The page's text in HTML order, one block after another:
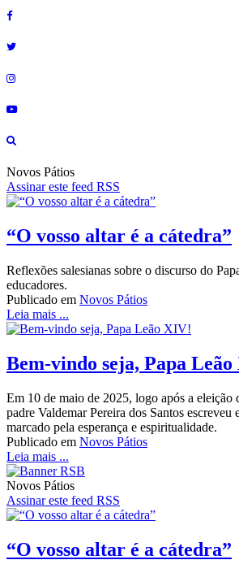
Novos Pátios
Assinar este feed RSS
“O vosso altar é a cátedra”
Reflexões salesianas sobre o discurso do
educadores.
Publicado em Novos Pátios
Leia mais ...
Bem-vindo seja, Papa
Em 10 de maio de 2025, logo após a
padre Valdemar Pereira dos Santos escreveu
marcado pela esperança e espiritualidade.
Publicado em Novos Pátios
Leia mais ...
Novos Pátios
Assinar este feed RSS
“O vosso altar é a cátedra”